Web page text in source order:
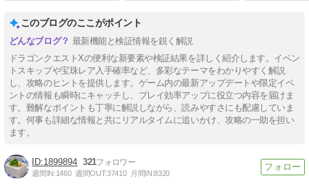
このブログのここがポイント
最新機能と検証情報を鋭く解説
ドラゴンクエストXの便利な新要素や検証結果を詳しく紹介します。イベン
トスキップや宝珠レア入手確率など、多彩なテーマをわかりやすく解説
し、攻略のヒントを提供します。ゲーム内の最新アップデートや限定イベ
ントの情報も瞬時にキャッチし、プレイ効率アップに役立つ内容を届けま
す。難解なポイントも丁寧に解説しながら、読みやすさにも配慮していま
す。何事も詳細な情報と共にリアルタイムに追いかけ、攻略の一助を担い
ます。
1899894 321
週間IN:1460 週間OUT:37410 月間IN:8320